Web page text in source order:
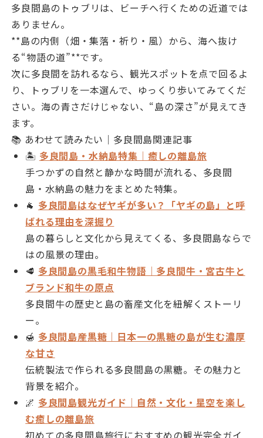
多良間島のトゥブリは、ビーチへ行くための近道では
ありません。
**島の内側（畑・集落・祈り・風）から、海へ抜け
る“物語の道”**です。
次に多良間を訪れるなら、観光スポットを点で回るよ
り、トゥブリを一本選んで、ゆっくり歩いてみてくだ
さい。海の青さだけじゃない、“島の深さ”が見えてき
ます。
📚 あわせて読みたい｜多良間島関連記事
🏝 多良間島・水納島特集｜癒しの離島旅
手つかずの自然と静かな時間が流れる、多良間
島・水納島の魅力をまとめた特集。
🐐 多良間島はなぜヤギが多い？「ヤギの島」と呼
ばれる理由を深掘り
島の暮らしと文化から見えてくる、多良間島ならで
はの風景の理由。
🥩 多良間島の黒毛和牛物語｜多良間牛・宮古牛と
ブランド和牛の原点
多良間牛の歴史と島の畜産文化を紐解くストーリ
ー。
🍯 多良間島産黒糖｜日本一の黒糖の島が生む濃厚
な甘さ
伝統製法で作られる多良間島の黒糖。その魅力と
背景を紹介。
🌌 多良間島観光ガイド｜自然・文化・星空を楽し
む癒しの離島旅
初めての多良間島旅行におすすめの観光完全ガイ